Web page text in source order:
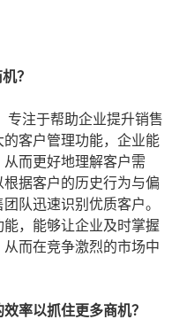
？
专注于帮助企业提升销售
客户管理功能，企业能
而更好地理解客户需
据客户的历史行为与偏
队迅速识别优质客户。
，能够让企业及时掌握
而在竞争激烈的市场中
率以抓住更多商机？